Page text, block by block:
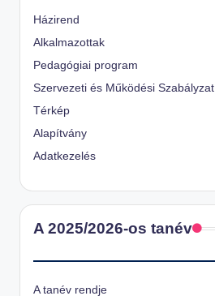
Házirend
Alkalmazottak
Pedagógiai program
Szervezeti és Működési Szabályzat
Térkép
Alapítvány
Adatkezelés
A 2025/2026-os tanév
A tanév rendje